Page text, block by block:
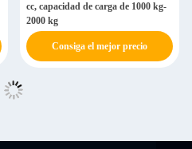
cc, capacidad de carga de 1000 kg-
2000 kg
Consiga el mejor precio